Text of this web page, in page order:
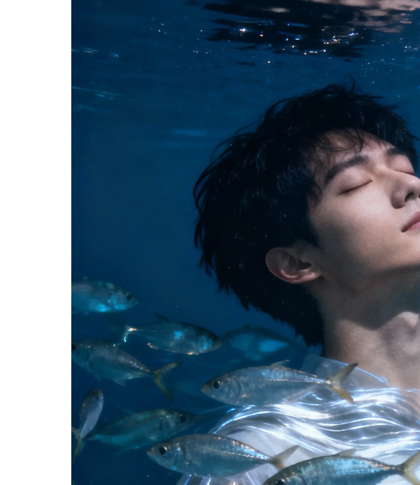
分享 FACEBOOK